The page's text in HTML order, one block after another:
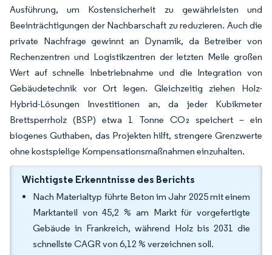
Ausführung, um Kostensicherheit zu gewährleisten und
Beeinträchtigungen der Nachbarschaft zu reduzieren. Auch die
private Nachfrage gewinnt an Dynamik, da Betreiber von
Rechenzentren und Logistikzentren der letzten Meile großen
Wert auf schnelle Inbetriebnahme und die Integration von
Gebäudetechnik vor Ort legen. Gleichzeitig ziehen Holz-
Hybrid-Lösungen Investitionen an, da jeder Kubikmeter
Brettsperrholz (BSP) etwa 1 Tonne CO₂ speichert – ein
biogenes Guthaben, das Projekten hilft, strengere Grenzwerte
ohne kostspielige Kompensationsmaßnahmen einzuhalten.
Wichtigste Erkenntnisse des Berichts
Nach Materialtyp führte Beton im Jahr 2025 mit einem
Marktanteil von 45,2 % am Markt für vorgefertigte
Gebäude in Frankreich, während Holz bis 2031 die
schnellste CAGR von 6,12 % verzeichnen soll.